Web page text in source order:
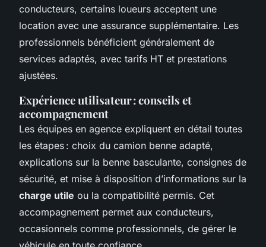
conducteurs, certains loueurs acceptent une
location avec une assurance supplémentaire. Les
professionnels bénéficient généralement de
services adaptés, avec tarifs HT et prestations
ajustées.
Expérience utilisateur : conseils et
accompagnement
Les équipes en agence expliquent en détail toutes
les étapes : choix du camion benne adapté,
explications sur la benne basculante, consignes de
sécurité, et mise à disposition d’informations sur la
charge utile ou la compatibilité permis. Cet
accompagnement permet aux conducteurs,
occasionnels comme professionnels, de gérer le